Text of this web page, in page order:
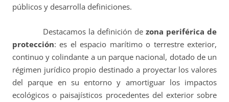
públicos y desarrolla definiciones.
Destacamos la definición de zona periférica de
protección: es el espacio marítimo o terrestre exterior,
continuo y colindante a un parque nacional, dotado de un
régimen jurídico propio destinado a proyectar los valores
del parque en su entorno y amortiguar los impactos
ecológicos o paisajísticos procedentes del exterior sobre